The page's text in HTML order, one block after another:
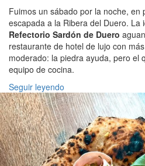
Fuimos un sábado por la noche, en
escapada a la Ribera del Duero. La
Refectorio Sardón de Duero
restaurante de hotel de lujo con
moderado: la piedra ayuda, pero el
equipo de cocina.
Seguir leyendo